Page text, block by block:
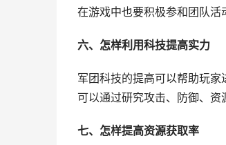
在游戏中也要积极参和团队活
六、怎样利用科技提高实力
军团科技的提高可以帮助玩
可以通过研究攻击、防御、资
七、怎样提高资源获取率